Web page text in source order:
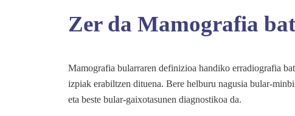
Zer da Mamografia
Mamografia bularraren definizioa handiko erradiografia
izpiak erabiltzen dituena. Bere helburu nagusia bular-
eta beste bular-gaixotasunen diagnostikoa da.